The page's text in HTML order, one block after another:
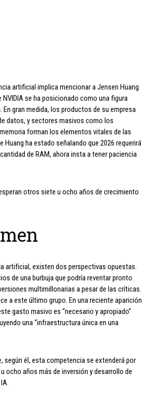
artificial implica mencionar a Jensen Huang.
se ha posicionado como una figura
En gran medida, los productos de su empresa
datos, y sectores masivos como los
forman los elementos vitales de las
Huang ha estado señalando que 2026 requerirá
de RAM, ahora insta a tener paciencia
otros siete u ocho años de crecimiento
artificial, existen dos perspectivas opuestas.
de una burbuja que podría reventar pronto.
multimillonarias a pesar de las críticas.
a este último grupo. En una reciente aparición
gasto masivo es “necesario y apropiado”
una “infraestructura única en una
según él, esta competencia se extenderá por
ocho años más de inversión y desarrollo de